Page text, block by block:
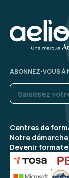
Centres de
Notre
Devenir
ABONNEZ-VOUS À